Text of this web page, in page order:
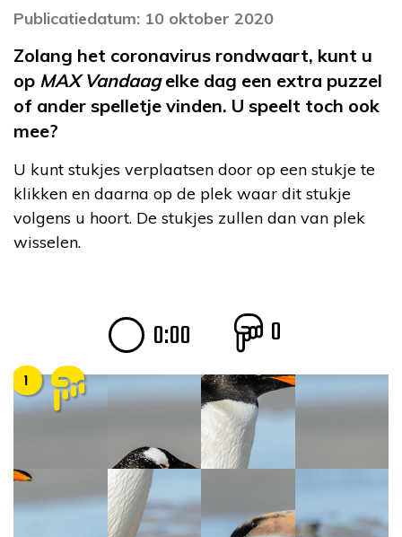
Publicatiedatum: 10 oktober 2020
Zolang het coronavirus rondwaart, kunt u
op MAX Vandaagelke dag een extra puzzel
of ander spelletje vinden. U speelt toch ook
mee?
U kunt stukjes verplaatsen door op een stukje te
klikken en daarna op de plek waar dit stukje
volgens u hoort. De stukjes zullen dan van plek
wisselen.